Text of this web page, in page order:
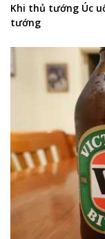
Khi thủ tướng Úc
tướng